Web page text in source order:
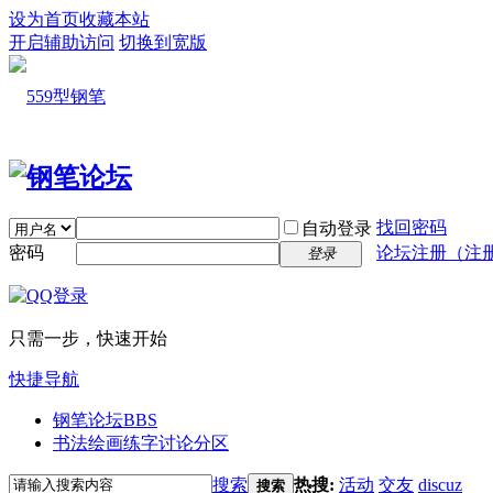
设为首页收藏本站
开启辅助访问 切换到宽版
自动登录 找回密码
密码
登录 论坛注册（注
只需一步，快速开始
快捷导航
钢笔论坛BBS
书法绘画练字讨论分区
搜索 搜索 热搜: 活动 交友 discuz